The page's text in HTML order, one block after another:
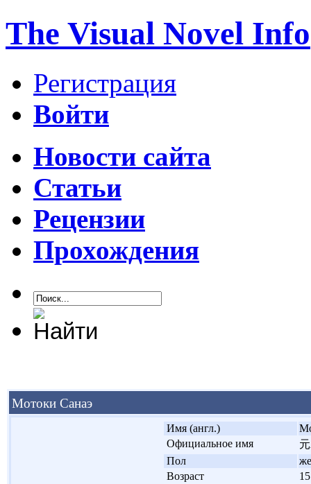
The Visual Novel Info
Регистрация
Войти
Новости сайта
Статьи
Рецензии
Прохождения
Мотоки Санаэ
Имя (англ.)
Официальное имя
Пол
Возраст